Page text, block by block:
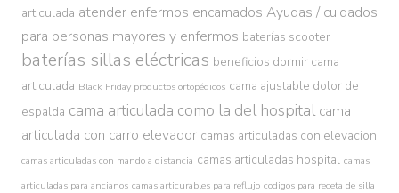
articulada atender enfermos encamados Ayudas / cuidados
para personas mayores y enfermos baterías scooter
baterías sillas eléctricas beneficios dormir cama
articulada Black Friday productos ortopédicos cama ajustable dolor de
espalda cama articulada como la del hospital cama
articulada con carro elevador camas articuladas con elevacion
camas articuladas con mando a distancia camas articuladas hospital camas
articuladas para ancianos camas articurables para reflujo codigos para receta de silla